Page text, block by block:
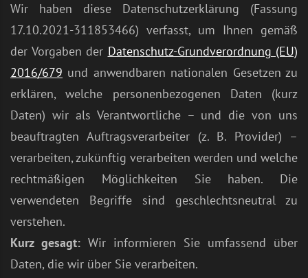
Wir haben diese Datenschutzerklärung (Fassung
17.10.2021-311853466) verfasst, um Ihnen gemäß
der Vorgaben der Datenschutz-Grundverordnung (EU)
2016/679 und anwendbaren nationalen Gesetzen zu
erklären, welche personenbezogenen Daten (kurz
Daten) wir als Verantwortliche – und die von uns
beauftragten Auftragsverarbeiter (z. B. Provider) –
verarbeiten, zukünftig verarbeiten werden und welche
rechtmäßigen Möglichkeiten Sie haben. Die
verwendeten Begriffe sind geschlechtsneutral zu
verstehen.
Kurz gesagt: Wir informieren Sie umfassend über
Daten, die wir über Sie verarbeiten.